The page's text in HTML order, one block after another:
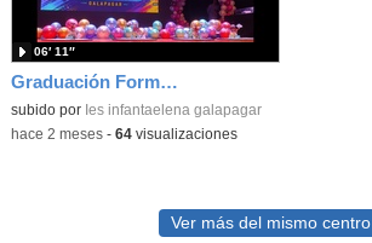
Graduación Formación Profesional 2025-26
subido por Ies infantaelena galapagar
06′ 11″
-hace 2 meses- 64visualizaciones
Ver más del mismo centro